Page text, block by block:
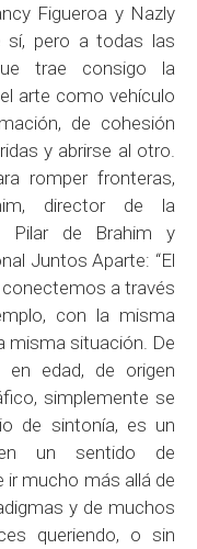
Figueroa y Nazly
sí, pero a todas las
trae consigo la
arte como vehículo
de cohesión
y abrirse al otro.
romper fronteras,
director de la
Pilar de Brahim y
Juntos Aparte: “El
a través
con la misma
misma situación. De
en edad, de origen
simplemente se
de sintonía, es un
un sentido de
ir mucho más allá de
y de muchos
queriendo, o sin